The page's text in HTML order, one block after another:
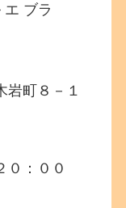
エ ブラ
町８－１
：００